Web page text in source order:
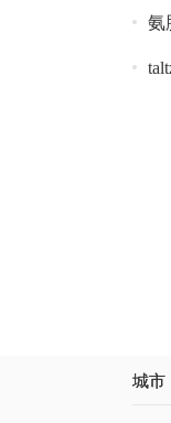
氨
城市